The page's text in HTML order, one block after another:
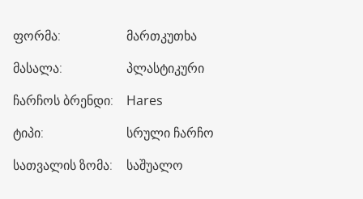
ფორმა:
მართკუთხა
მასალა:
პლასტიკური
ჩარჩოს ბრენდი:
Hares
ტიპი:
სრული ჩარჩო
სათვალის ზომა: საშუალო